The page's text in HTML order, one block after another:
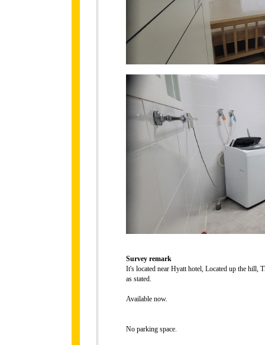
Survey remark
It's located near Hyatt hotel, Located up the hill,
as stated.
Available now.
No parking space.